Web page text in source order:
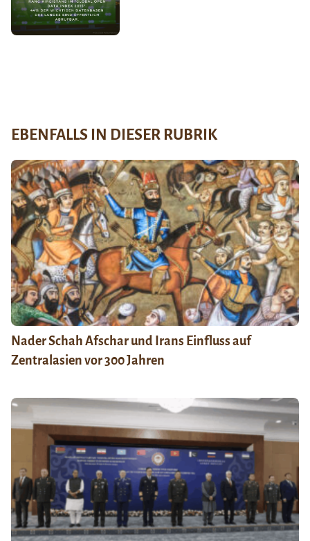
EBENFALLS IN DIESER RUBRIK
Nader Schah Afschar und Irans Einfluss auf
Zentralasien vor 300 Jahren